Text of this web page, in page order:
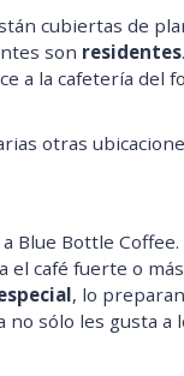
cubiertas de
son residentes
a la cafetería del
otras
Blue Bottle
café fuerte o
, lo
sólo les gusta a